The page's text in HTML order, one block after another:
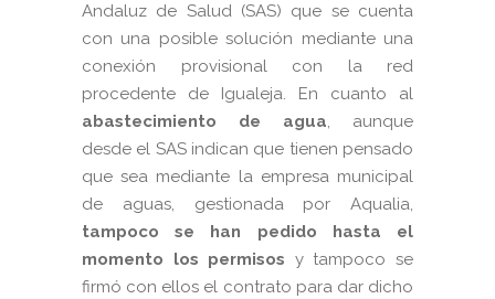
Andaluz de Salud (SAS) que se cuenta
con una posible solución mediante una
conexión provisional con la red
procedente de Igualeja. En cuanto al
abastecimiento de agua, aunque
desde el SAS indican que tienen pensado
que sea mediante la empresa municipal
de aguas, gestionada por Aqualia,
tampoco se han pedido hasta el
momento los permisos y tampoco se
firmó con ellos el contrato para dar dicho